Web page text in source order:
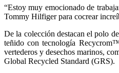
“Estoy muy emocionado de
Tommy Hilfiger para cocrear
De la colección destacan el polo
teñido con tecnología
vertederos y desechos marinos,
Global Recycled Standard (GRS).